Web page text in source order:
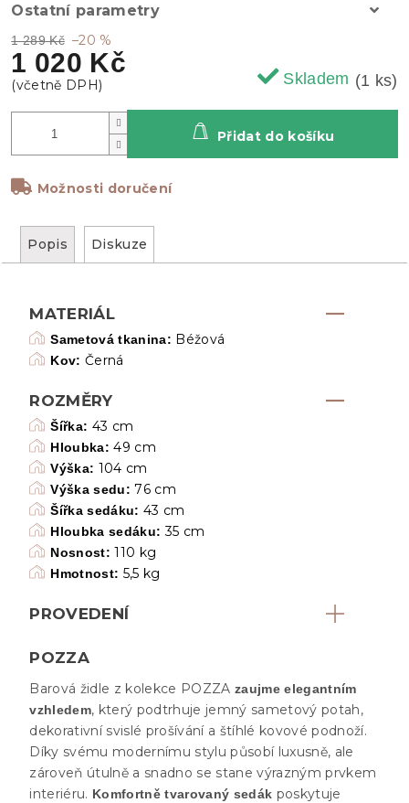
1 289 Kč –20 %
1 020 Kč
Skladem (1 ks)
Možnosti doručení
Přidat do košíku
Ostatní parametry
Popis Diskuze
MATERIÁL
Sametová tkanina: Béžová
Kov: Černá
ROZMĚRY
Šířka: 43 cm
Hloubka: 49 cm
Výška: 104 cm
Výška sedu: 76 cm
Šířka sedáku: 43 cm
Hloubka sedáku: 35 cm
Nosnost: 110 kg
Hmotnost: 5,5 kg
PROVEDENÍ
POZZA
Barová židle z kolekce POZZA zaujme elegantním
vzhledem, který podtrhuje jemný sametový potah,
dekorativní svislé prošívání a štíhlé kovové podnoží.
Díky svému modernímu stylu působí luxusně, ale
zároveň útulně a snadno se stane výrazným prvkem
interiéru. Komfortně tvarovaný sedák poskytuje